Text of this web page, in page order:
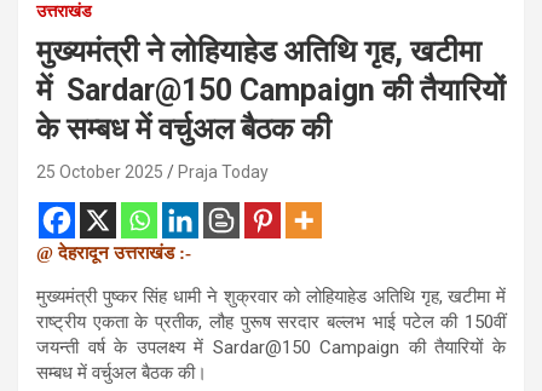
उत्तराखंड
मुख्यमंत्री ने लोहियाहेड अतिथि गृह, खटीमा
में Sardar@150 Campaign की तैयारियों
के सम्बध में वर्चुअल बैठक की
25 October 2025 Praja Today
@ देहरादून उत्तराखंड :-
मुख्यमंत्री पुष्कर सिंह धामी ने शुक्रवार को लोहियाहेड अतिथि गृह, खटीमा में
राष्ट्रीय एकता के प्रतीक, लौह पुरूष सरदार बल्लभ भाई पटेल की 150वीं
जयन्ती वर्ष के उपलक्ष्य में Sardar@150 Campaign की तैयारियों के
सम्बध में वर्चुअल बैठक की।